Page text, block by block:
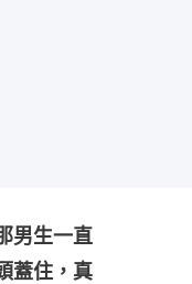
男生一直
蓋住，真